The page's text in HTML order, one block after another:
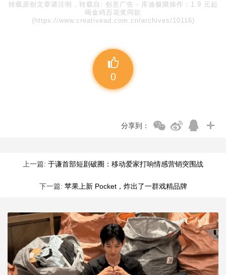
转载原创文章请注明，转载自: 创意广告 - 库迪极限操作：1.9 元起
喝金鸡百花奖同款
(https://www.creativead.com.cn/archives/10116)
0
分享到：
上一篇: 于谦首部短剧破圈：移动爱家打响情感营销突围战
下一篇: 苹果上新 Pocket，炸出了一群戏精品牌